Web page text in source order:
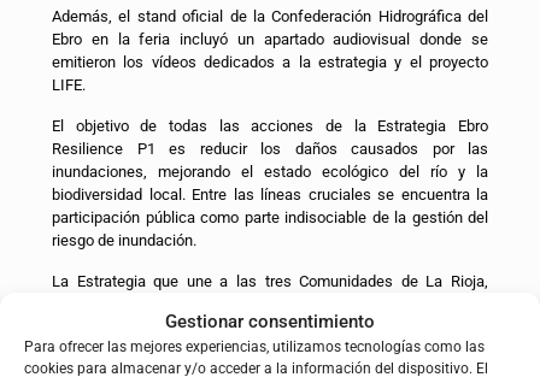
Gestionar consentimiento
Para ofrecer las mejores experiencias, utilizamos tecnologías como las
cookies para almacenar y/o acceder a la información del dispositivo. El
Además, el stand oficial de la Confederación Hidrográfica del
Ebro en la feria incluyó un apartado audiovisual donde se
emitieron los vídeos dedicados a la estrategia y el proyecto
LIFE.
El objetivo de todas las acciones de la Estrategia Ebro
Resilience P1 es reducir los daños causados por las
inundaciones, mejorando el estado ecológico del río y la
biodiversidad local. Entre las líneas cruciales se encuentra la
participación pública como parte indisociable de la gestión del
riesgo de inundación.
La Estrategia que une a las tres Comunidades de La Rioja,
gestión de acciones en el eje del Ebro, en concreto en el tramo
Logroño – La Zaida (Zaragoza), que tiene particularidades
respecto a otras zonas de la cuenca, con una alta exposición al